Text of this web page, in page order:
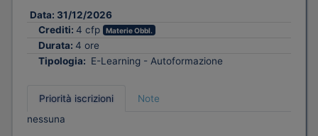
Data: 31/12/2026
Crediti: 4 cfp Materie Obbl.
Durata: 4 ore
Tipologia: E-Learning - Autoformazione
Priorità iscrizioni
Note
nessuna